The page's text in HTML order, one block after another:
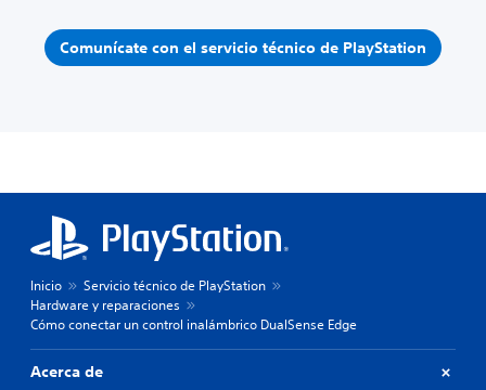
Comunícate con el servicio técnico de PlayStation
Inicio
Servicio técnico de PlayStation
Hardware y reparaciones
Cómo conectar un control inalámbrico DualSense Edge
Acerca de